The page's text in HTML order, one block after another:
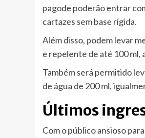
pagode poderão entrar
cartazes sem base rígida.
Além disso, podem levar
e repelente de até 100 ml,
Também será permitido
de água de 200 ml,
Últimos
Com o público ansioso